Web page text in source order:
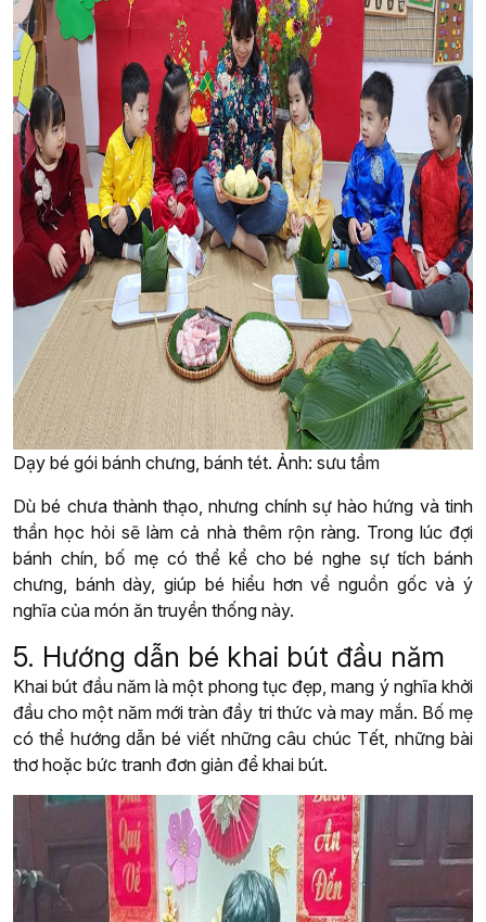
Dạy bé gói bánh chưng, bánh tét. Ảnh: sưu tầm
Dù bé chưa thành thạo, nhưng chính sự hào hứng và tinh
thần học hỏi sẽ làm cả nhà thêm rộn ràng. Trong lúc đợi
bánh chín, bố mẹ có thể kể cho bé nghe sự tích bánh
chưng, bánh dày, giúp bé hiểu hơn về nguồn gốc và ý
nghĩa của món ăn truyền thống này.
5. Hướng dẫn bé khai bút đầu năm
Khai bút đầu năm là một phong tục đẹp, mang ý nghĩa khởi
đầu cho một năm mới tràn đầy tri thức và may mắn. Bố mẹ
có thể hướng dẫn bé viết những câu chúc Tết, những bài
thơ hoặc bức tranh đơn giản để khai bút.